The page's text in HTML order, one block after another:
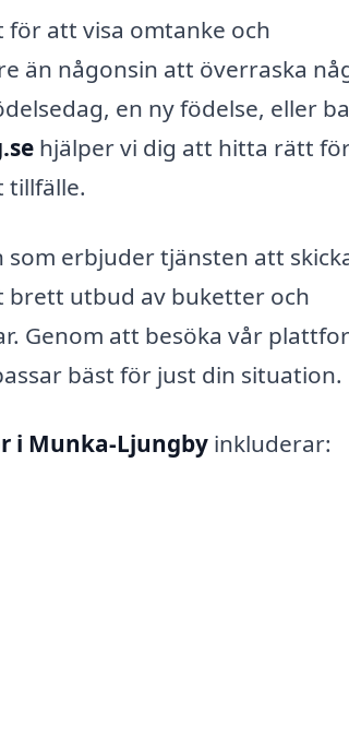
för att visa omtanke och
än någonsin att överraska
en ny födelse, eller
hjälper vi dig att hitta rätt
tillfälle.
erbjuder tjänsten att
brett utbud av buketter och
Genom att besöka vår
bäst för just din situation.
i Munka-Ljungby inkluderar: